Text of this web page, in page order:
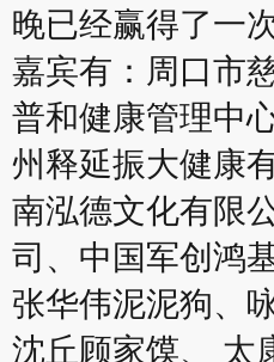
晚已经赢得了一
嘉宾有：周口市
普和健康管理中
州释延振大健康
南泓德文化有限
司、中国军创鸿
张华伟泥泥狗、
沈丘顾家馍、 太